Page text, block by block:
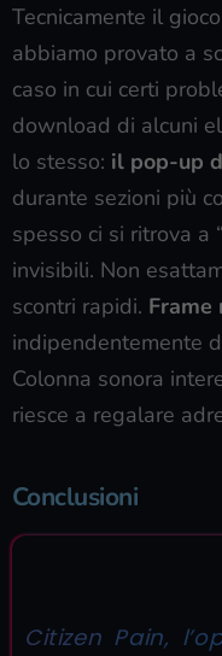
Tecnicamente il
abbiamo provato a
caso in cui certi
download di alcuni
lo stesso: il pop-up
durante sezioni più
spesso ci si ritrova a
invisibili. Non
scontri rapidi.
indipendentemente
Colonna sonora
riesce a regalare
Conclusioni
Citizen Pain,